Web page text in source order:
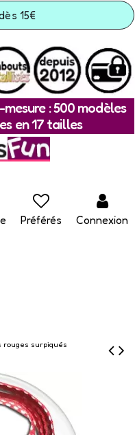
15€
: 500 modèles
en 17 tailles
Préférés Connexion
rouges surpiqués